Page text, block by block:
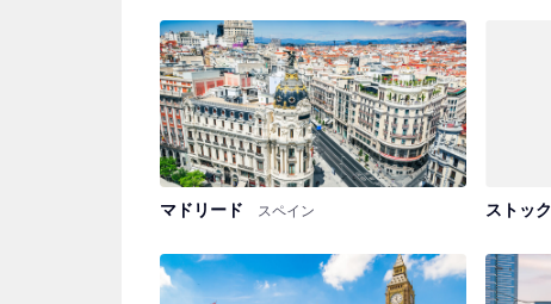
マドリード スペイン ストッ